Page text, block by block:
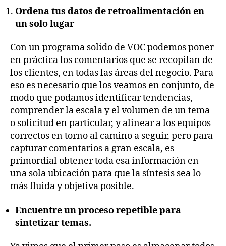
Ordena tus datos de retroalimentación en
un solo lugar
Con un programa solido de VOC podemos poner
en práctica los comentarios que se recopilan de
los clientes, en todas las áreas del negocio. Para
eso es necesario que los veamos en conjunto, de
modo que podamos identificar tendencias,
comprender la escala y el volumen de un tema
o solicitud en particular, y alinear a los equipos
correctos en torno al camino a seguir, pero para
capturar comentarios a gran escala, es
primordial obtener toda esa información en
una sola ubicación para que la síntesis sea lo
más fluida y objetiva posible.
Encuentre un proceso repetible para
sintetizar temas.